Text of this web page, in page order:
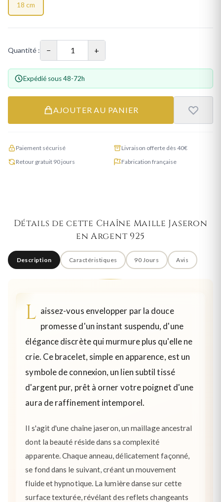
18 cm
Quantité : − +
Expédié sous 48-72h
AJOUTER AU PANIER
Paiement sécurisé
Livraison offerte dès 40€
Retour gratuit 90 jours
Fabrication française
Détails de cette Chaîne Maille Jaseron
en Argent 925
Description Caractéristiques 90 Jours Avis
L aissez-vous envelopper par la douce
promesse d'un instant suspendu, d'une
élégance discrète qui murmure plus qu'elle ne
crie. Ce bracelet, simple en apparence, est un
symbole de connexion, un lien subtil tissé
d'argent pur, prêt à orner votre poignet d'une
aura de raffinement intemporel.
Il s'agit d'une chaîne jaseron, un maillage ancestral
dont la beauté réside dans sa complexité
apparente. Chaque anneau, délicatement façonné,
se fond dans le suivant, créant un mouvement
fluide et hypnotique. La lumière danse sur cette
surface texturée, révélant des reflets changeants